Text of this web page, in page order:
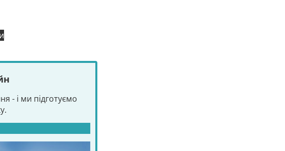
- і ми підготуємо